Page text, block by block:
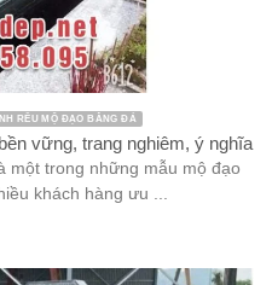
RÊU MỘ ĐẠO BẰNG ĐÁ
vững, trang nghiêm, ý nghĩa
một trong những mẫu mộ đạo
khách hàng ưu ...